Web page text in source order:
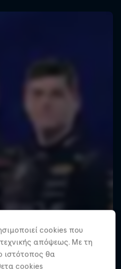
Road Trips
οδηγούς της Formula 1
cookies που
απόψεως. Με τη
ιστότοπος θα
cookies